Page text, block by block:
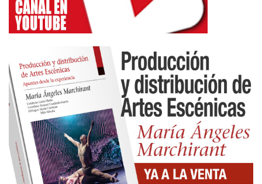
Herrero, para presentar Gritando sin hacer mucho
ruido. El espacio público se convierte en la
Saône-et-Loire el espectáculo está «lleno de
sinceridad, un espectáculo a la frontera del teatro,
la danza y el circo, que muestra a un hombre y su
fragilidad». Un espectáculo que se mueve en la
cuerda floja de la emoción, la intimidad y la
debilidad de un hombre.
En la sala el orden precede al espectáculo. En la
calle, el espectáculo produce el orden. Es el